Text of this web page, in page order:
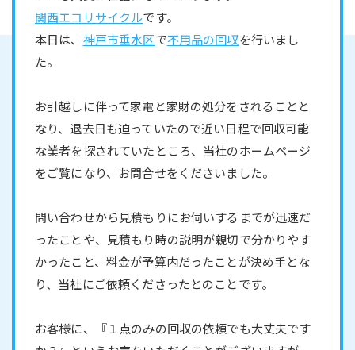
関西エコリサイクルです。
本日は、 神戸市垂水区で不用品の回収を行いまし
た。
お引越しに伴って家電と家財の処分をされることと
なり、退去日も迫っていたので近い日程で回収可能
な業者を探されていたところ、当社のホームページ
をご覧になり、お問合せをくださいました。
問い合わせから見積もりにお伺いするまでが迅速だ
ったことや、見積もり時の説明が親切で分かりやす
かったこと、料金が予算内だったことが決め手とな
り、当社にご依頼くださったとのことです。
お客様に、『１点のみの回収の依頼でも大丈夫です